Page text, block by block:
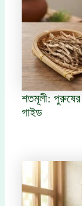
শতমূলী: পুরুষের
গাইড